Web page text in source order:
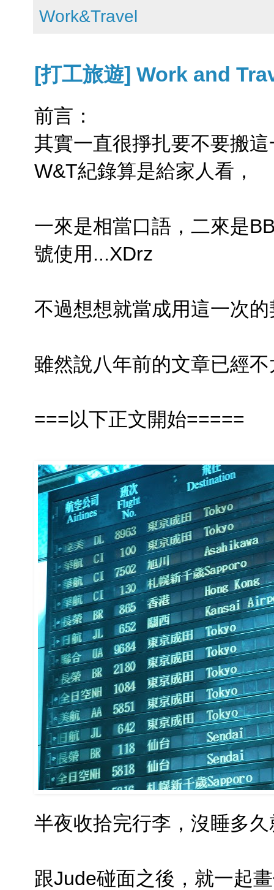
Work&Travel
[打工旅遊] Work and
前言：
其實一直很掙扎要不要搬
W&T紀錄算是給家人看，
一來是相當口語，二來是
號使用...XDrz
不過想想就當成用這一次
雖然說八年前的文章已經
===以下正文開始=====
半夜收拾完行李，沒睡多
跟Jude碰面之後，就一起